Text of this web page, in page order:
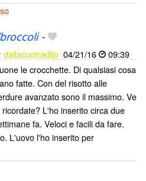
-
dallacucinadijo 04/21/16
09:39
le crocchette. Di qualsiasi cosa
fatte. Con del risotto alle
avanzato sono il massimo. Ve
ricordate? L'ho inserito circa due
fa. Veloci e facili da fare.
L'uovo l'ho inserito per